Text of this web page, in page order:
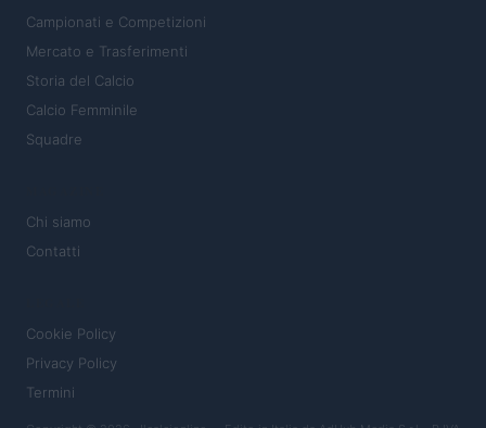
Campionati e Competizioni
Mercato e Trasferimenti
Storia del Calcio
Calcio Femminile
Squadre
Chi siamo
Contatti
Cookie Policy
Privacy Policy
Termini